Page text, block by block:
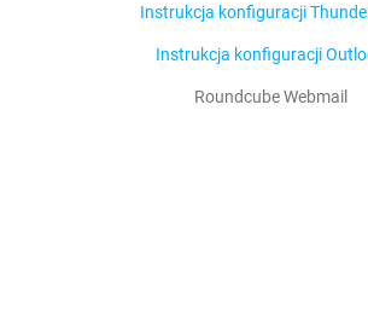
Instrukcja konfiguracji
Instrukcja konfiguracji
Roundcube Webmail